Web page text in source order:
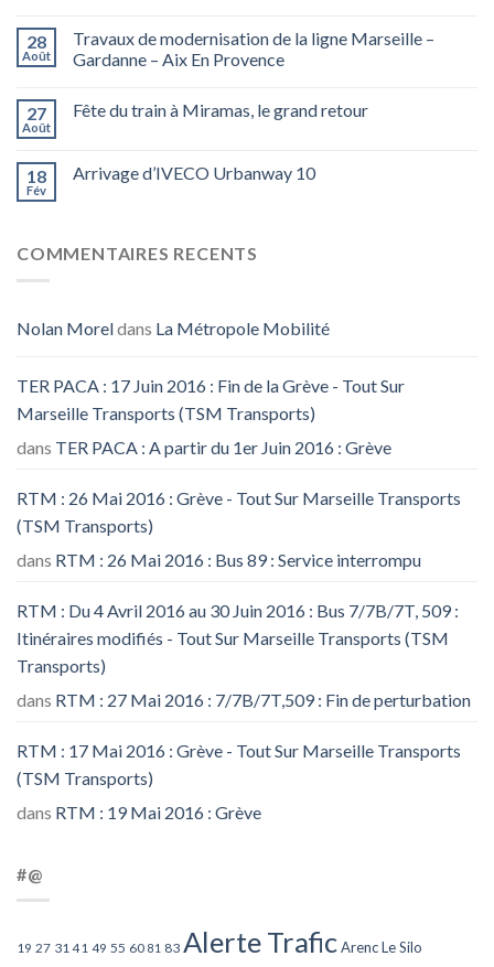
28
Août
Travaux de modernisation de la ligne Marseille –
Gardanne – Aix En Provence
27
Août
Fête du train à Miramas, le grand retour
18
Fév
Arrivage d’IVECO Urbanway 10
COMMENTAIRES RECENTS
Nolan Moreldans La Métropole Mobilité
TER PACA : 17 Juin 2016 : Fin de la Grève - Tout Sur
Marseille Transports (TSM Transports)
dans TER PACA : A partir du 1er Juin 2016 : Grève
RTM : 26 Mai 2016 : Grève - Tout Sur Marseille Transports
(TSM Transports)
dans RTM : 26 Mai 2016 : Bus 89 : Service interrompu
RTM : Du 4 Avril 2016 au 30 Juin 2016 : Bus 7/7B/7T, 509 :
Itinéraires modifiés - Tout Sur Marseille Transports (TSM
Transports)
dans RTM : 27 Mai 2016 : 7/7B/7T,509 : Fin de perturbation
RTM : 17 Mai 2016 : Grève - Tout Sur Marseille Transports
(TSM Transports)
dans RTM : 19 Mai 2016 : Grève
#@
19 27 31 41 49 55 60 81 83 Alerte TraficArenc Le Silo